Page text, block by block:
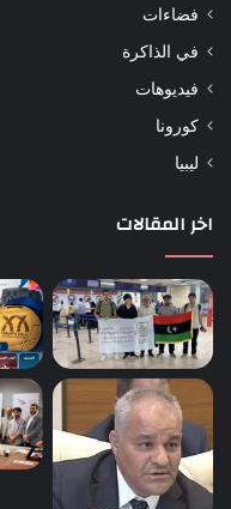
فضاءات
في الذاكرة
فيديوهات
كورونا
ليبيا
اخر المقالات